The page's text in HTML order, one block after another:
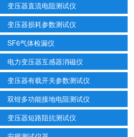
变压器直流电阻测试仪
变压器损耗参数测试仪
SF6气体检漏仪
电力变压器互感器消磁仪
变压器有载开关参数测试仪
双钳多功能接地电阻测试仪
变压器短路阻抗测试仪